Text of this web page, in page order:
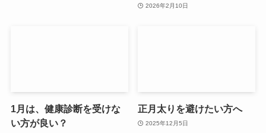
2026年2月10日
1月は、健康診断を受けな
い方が良い？
正月太りを避けたい方へ
2025年12月5日